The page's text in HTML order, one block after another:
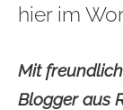
hier im
Mit
Blogger aus